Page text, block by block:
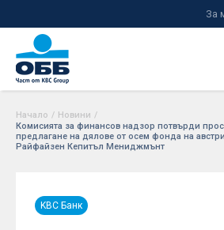
За
Начало / Новини /
Комисията за финансов надзор потвърди
предлагане на дялове от осем фонда на
Райфайзен Кепитъл Мениджмънт
KBC Банк